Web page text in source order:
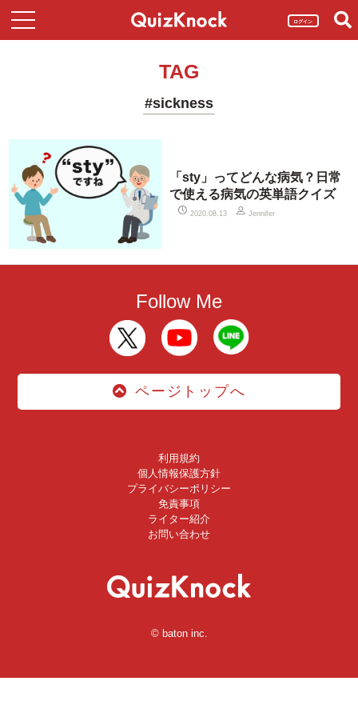
ログイン
TAG
#sickness
「sty」ってどんな病気？日常
で使える病気の英単語クイズ
2020.08.13 Jennifer
Follow Me
ページトップへ
利用規約
個人情報保護方針
プライバシーポリシー
免責事項
ライター紹介
お問い合わせ
© baton inc.